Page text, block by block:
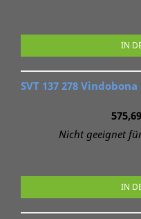
IN
SVT 137 278
Nicht geeignet
IN